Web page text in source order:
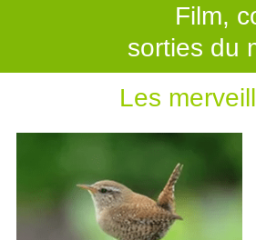
Film,
sorties du
Les